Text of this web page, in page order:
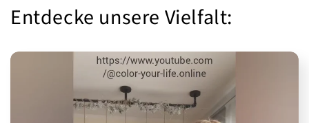
Entdecke unsere Vielfalt: